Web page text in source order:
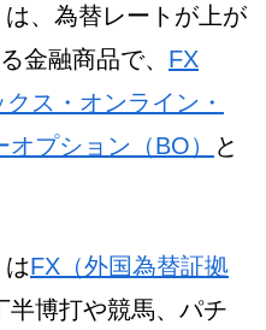
は、為替レートが上が
金融商品で、 FX
ス・オンライン・
プション（BO）
と
はFX（外国為替証拠
半博打や競馬、パチ